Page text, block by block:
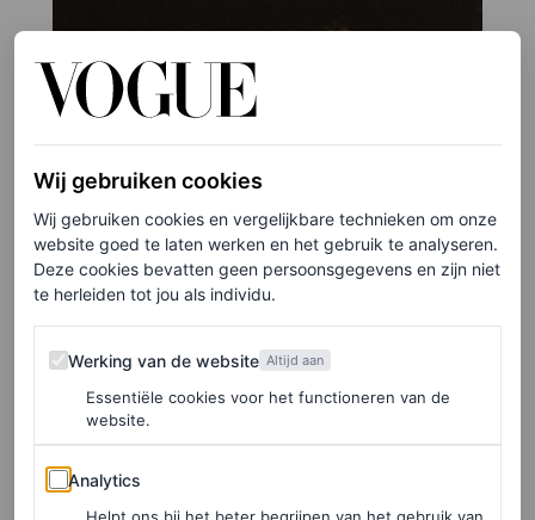
Wij gebruiken cookies
Wij gebruiken cookies en vergelijkbare technieken om onze
website goed te laten werken en het gebruik te analyseren.
Deze cookies bevatten geen persoonsgegevens en zijn niet
te herleiden tot jou als individu.
Werking van de website
Werking van de website Altijd aan
Essentiële cookies voor het functioneren van de
website.
Analytics
Analytics